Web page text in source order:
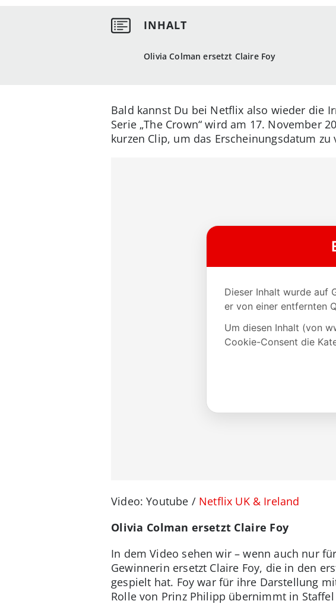
Olivia Colman ersetzt Claire Foy
Bald kannst Du bei Netflix also wieder die
Serie „The Crown“ wird am 17. November
kurzen Clip, um das Erscheinungsdatum zu
Video: Youtube / Netflix UK & Ireland
Olivia Colman ersetzt Claire Foy
In dem Video sehen wir – wenn auch nur
Gewinnerin ersetzt Claire Foy, die in den
gespielt hat. Foy war für ihre Darstellung
Rolle von Prinz Philipp übernimmt in